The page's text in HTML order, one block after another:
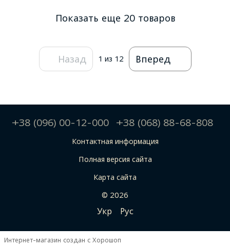
Показать еще 20 товаров
Назад 1 из 12 Вперед
+38 (096) 00-12-000 +38 (068) 88-68-808
Контактная информация
Полная версия сайта
Карта сайта
© 2026
Укр Рус
Интернет-магазин создан с Хорошоп